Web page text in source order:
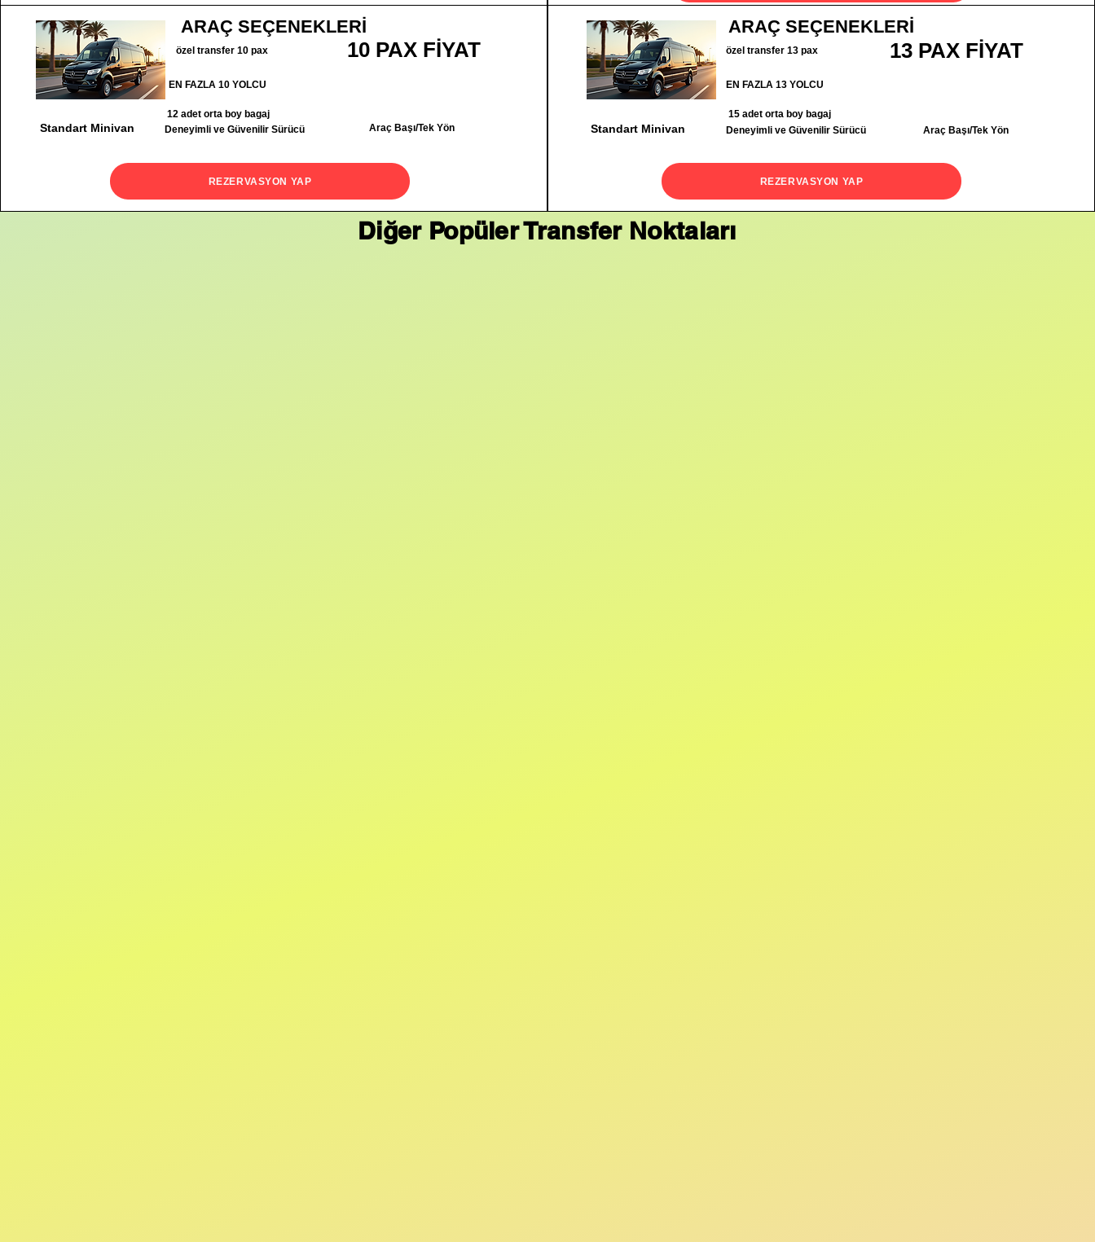
ARAÇ SEÇENEKLERİ
özel transfer 10 pax 10 PAX FİYAT
EN FAZLA 10 YOLCU
12 adet orta boy bagaj
Standart Minivan Deneyimli ve Güvenilir Sürücü Araç Başı/Tek Yön
REZERVASYON YAP
ARAÇ SEÇENEKLERİ
özel transfer 13 pax 13 PAX FİYAT
EN FAZLA 13 YOLCU
15 adet orta boy bagaj
Standart Minivan Deneyimli ve Güvenilir Sürücü Araç Başı/Tek Yön
REZERVASYON YAP
Diğer Popüler Transfer Noktaları